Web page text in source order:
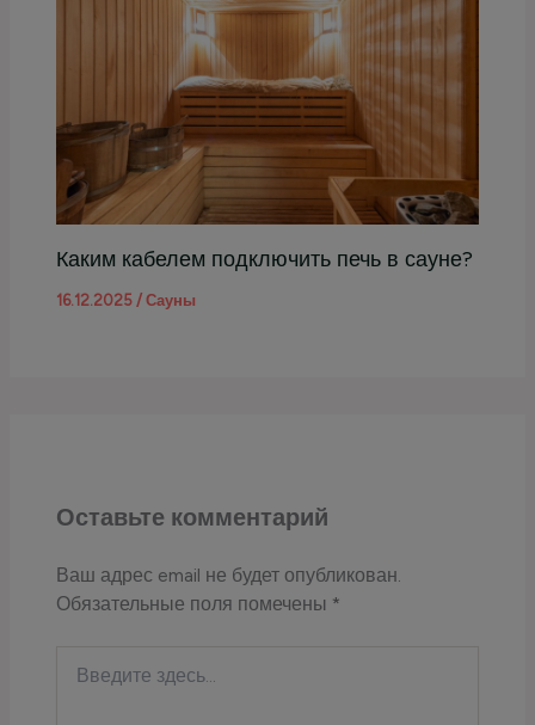
Каким кабелем подключить печь в сауне?
16.12.2025 /Сауны
Оставьте комментарий
Ваш адрес email не будет опубликован.
Обязательные поля помечены *
здесь...